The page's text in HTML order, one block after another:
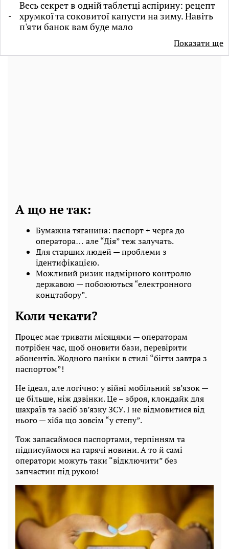
Весь секрет в одній таблетці аспірину: рецепт
хрумкої та соковитої капусти на зиму. Навіть
п'яти банок вам буде мало
Показати ще
А що не так:
Бумажна тяганина: паспорт + черга до
оператора… але “Дія” теж залучать.
Для старших людей — проблеми з
ідентифікацією.
Можливий ризик надмірного контролю
державою — побоюються “електронного
концтабору”.
Коли чекати?
Процес має тривати місяцями — операторам
потрібен час, щоб оновити бази, перевірити
абонентів. Жодного паніки в стилі “бігти завтра з
паспортом”!
Не ідеал, але логічно: у війні мобільний зв’язок —
це більше, ніж дзвінки. Це – зброя, клондайк для
шахраїв та засіб зв’язку ЗСУ. І не відмовитися від
нього — хіба що зовсім “у степу”.
Тож запасаймося паспортами, терпінням та
підписуймося на гарячі новини. А то й самі
оператори можуть таки “відключити” без
запчастин під рукою!